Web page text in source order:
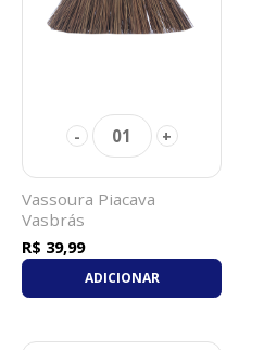
- 01 +
Vassoura Piacava
Vasbrás
R$ 39,99
ADICIONAR